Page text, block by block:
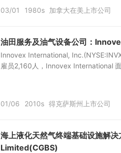
03/01 1980s 加拿大在美上市公司
油田服务及油气设备公司：
Innovex International,
雇员2,160人，Innovex International
01/06 2010s 得克萨斯州上市公司
海上液化天然气终端基础设施解
Limited(CGBS)